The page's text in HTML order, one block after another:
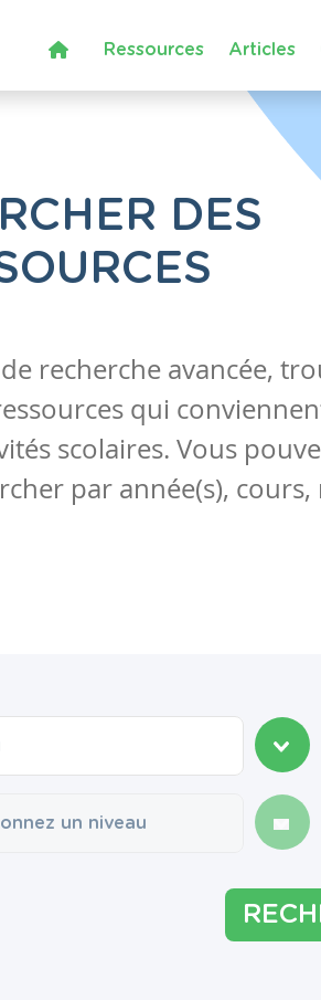
Ressources Articles
DES
recherche avancée,
qui
scolaires. Vous
par année(s), cours,